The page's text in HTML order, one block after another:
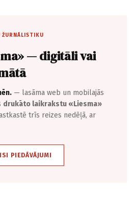
— digitāli vai
— lasāma web un mobilajās
drukāto laikrakstu «Liesma»
trīs reizes nedēļā, ar
PIEDĀVĀJUMI